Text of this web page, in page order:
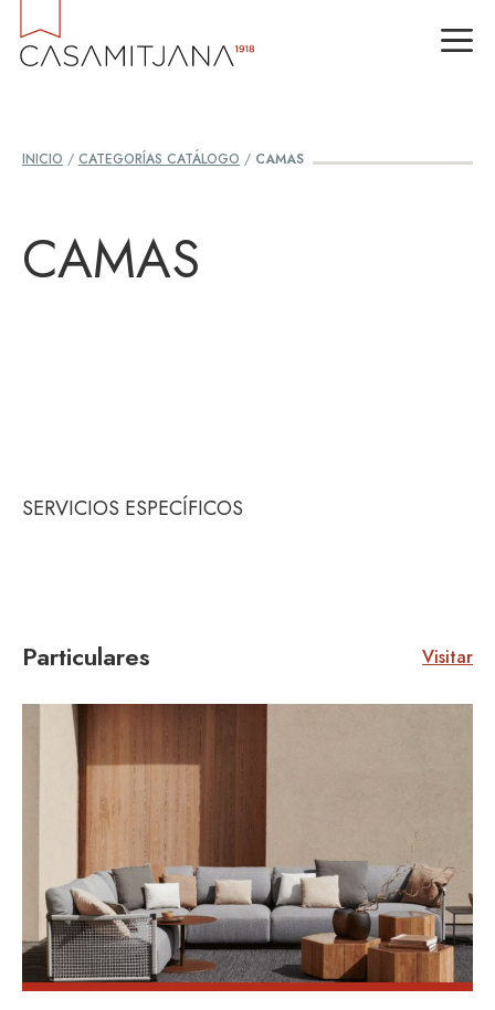
INICIO / CATEGORÍAS CATÁLOGO / CAMAS
CAMAS
SERVICIOS ESPECÍFICOS
Particulares Visitar